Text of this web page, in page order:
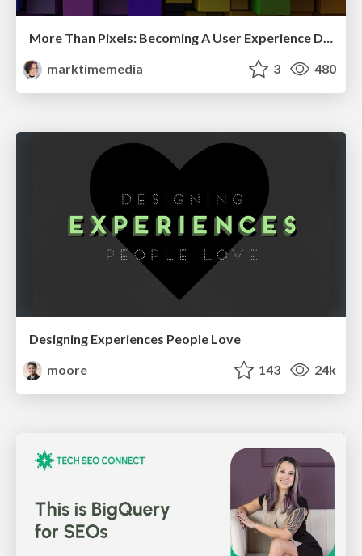
More Than Pixels: Becoming A User Experience Designer
marktimemedia
3 480
Designing Experiences People Love
moore
143 24k